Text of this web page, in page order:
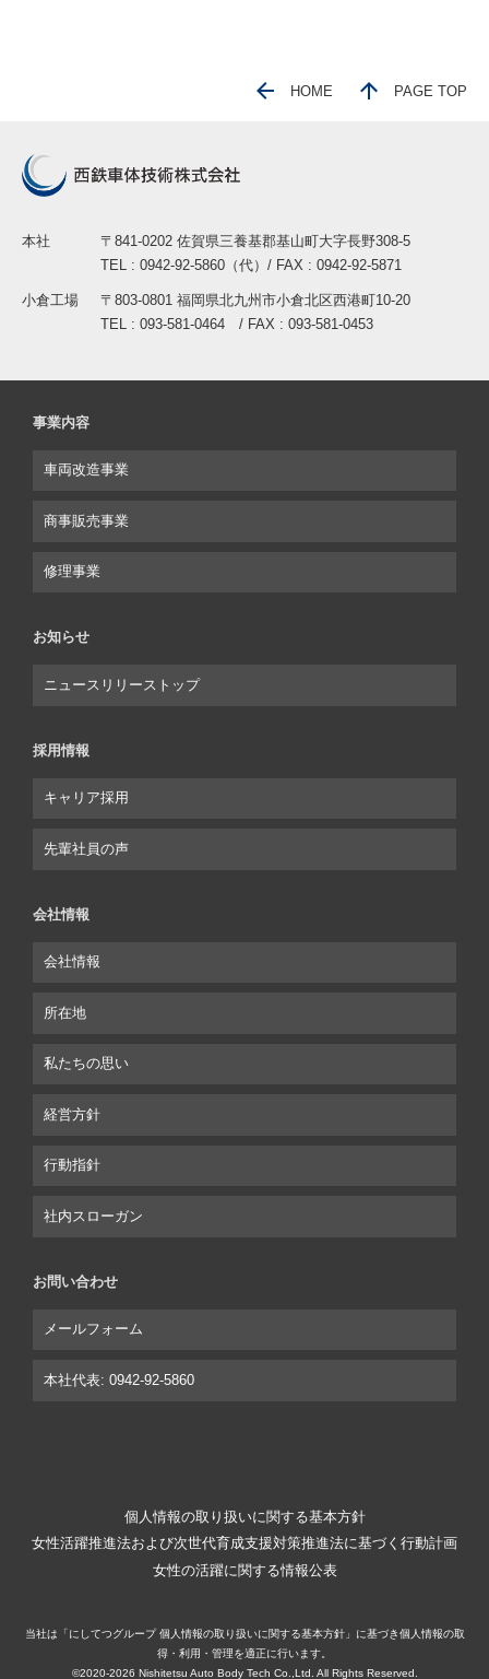
HOME PAGE TOP
本社
〒841-0202 佐賀県三養基郡基山町大字長野308-5
TEL : 0942-92-5860（代）/ FAX : 0942-92-5871
小倉工場
〒803-0801 福岡県北九州市小倉北区西港町10-20
TEL : 093-581-0464 / FAX : 093-581-0453
事業内容
車両改造事業
商事販売事業
修理事業
お知らせ
ニュースリリーストップ
採用情報
キャリア採用
先輩社員の声
会社情報
会社情報
所在地
私たちの思い
経営方針
行動指針
社内スローガン
お問い合わせ
メールフォーム
本社代表: 0942-92-5860
個人情報の取り扱いに関する基本方針
女性活躍推進法および次世代育成支援対策推進法に基づく行動計画
女性の活躍に関する情報公表
当社は「にしてつグループ 個人情報の取り扱いに関する基本方針」に基づき個人情報の取
得・利用・管理を適正に行います。
©2020-2026 Nishitetsu Auto Body Tech Co.,Ltd. All Rights Reserved.